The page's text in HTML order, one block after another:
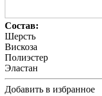
Состав:
Шерсть
Вискоза
Полиэстер
Эластан
Добавить в избранное